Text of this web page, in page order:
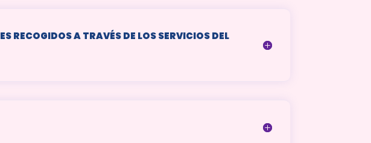
RECOGIDOS A TRAVÉS DE LOS SERVICIOS DEL